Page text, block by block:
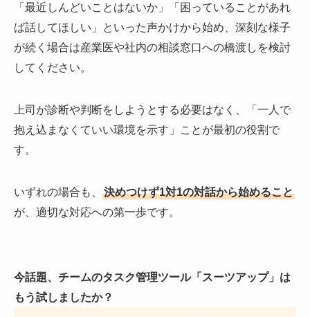
「最近しんどいことはないか」「困っていることがあれ
ば話してほしい」といった声かけから始め、深刻な様子
が続く場合は産業医や社内の相談窓口への橋渡しを検討
してください。
上司が診断や判断をしようとする必要はなく、「一人で
抱え込まなくていい環境を示す」ことが最初の役割で
す。
いずれの場合も、
決めつけず1対1の対話から始めること
が、適切な対応への第一歩です。
今話題、チームのタスク管理ツール「スーツアップ」は
もう試しましたか？